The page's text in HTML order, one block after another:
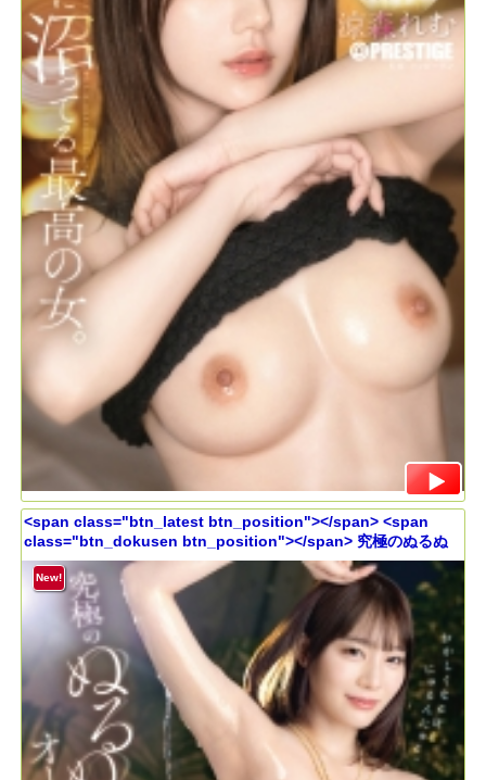
<span class="btn_latest btn_position"></span> <span
class="btn_dokusen btn_position"></span> 究極のぬるぬ
るオーガズム 鈴村あいり
New!